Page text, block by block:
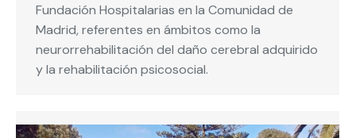
Fundación Hospitalarias en la Comunidad de
Madrid, referentes en ámbitos como la
neurorrehabilitación del daño cerebral adquirido
y la rehabilitación psicosocial.